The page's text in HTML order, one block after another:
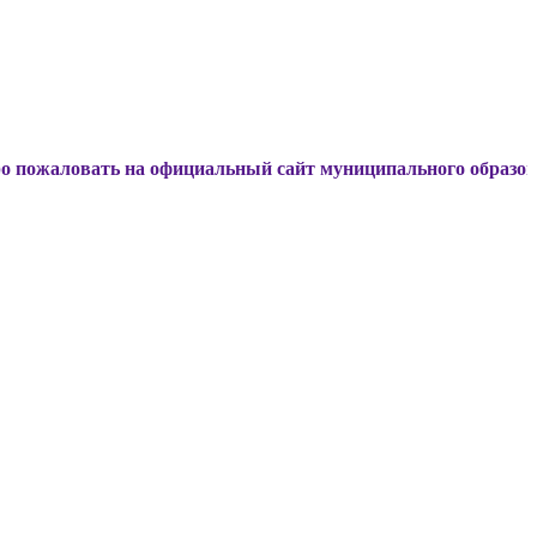
на официальный сайт муниципального образования